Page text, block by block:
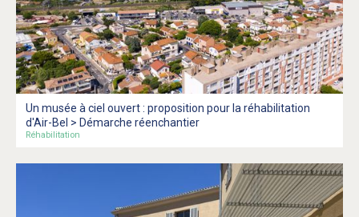
Un musée à ciel ouvert : proposition pour la réhabilitation
d'Air-Bel > Démarche réenchantier
Réhabilitation